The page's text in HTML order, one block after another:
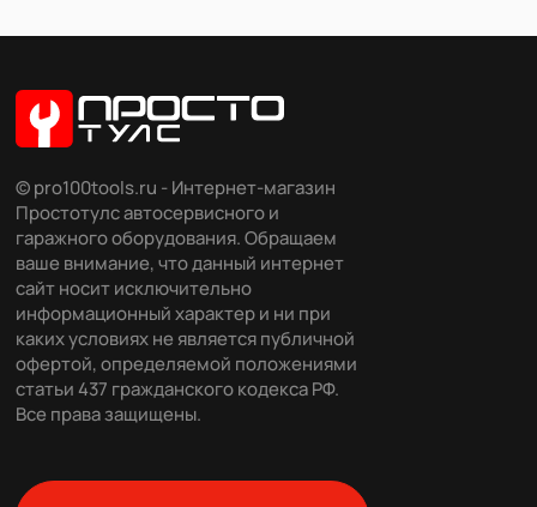
© pro100tools.ru - Интернет-магазин
Простотулс автосервисного и
гаражного оборудования. Обращаем
ваше внимание, что данный интернет
сайт носит исключительно
информационный характер и ни при
каких условиях не является публичной
офертой, определяемой положениями
статьи 437 гражданского кодекса РФ.
Все права защищены.